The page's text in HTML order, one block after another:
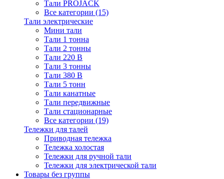
Тали PROJACK
Все категории (15)
Тали электрические
Мини тали
Тали 1 тонна
Тали 2 тонны
Тали 220 В
Тали 3 тонны
Тали 380 В
Тали 5 тонн
Тали канатные
Тали передвижные
Тали стационарные
Все категории (19)
Тележки для талей
Приводная тележка
Тележка холостая
Тележки для ручной тали
Тележки для электрической тали
Товары без группы